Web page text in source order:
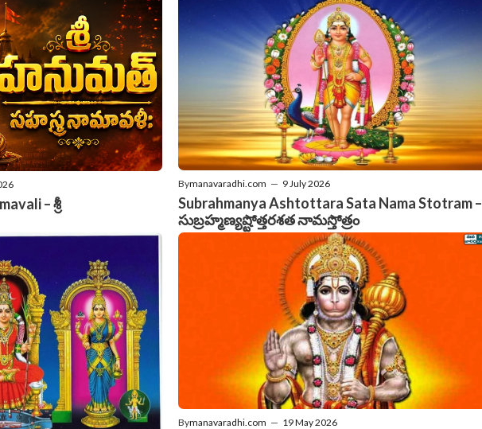
– శ్రీ
Bymanavaradhi.com — 9 July 2026
Subrahmanya Ashtottara Sata Nama Stotram –
సుబ్రహ్మణ్యష్టోత్తరశత నామస్తోత్రం
Bymanavaradhi.com — 19 May 2026